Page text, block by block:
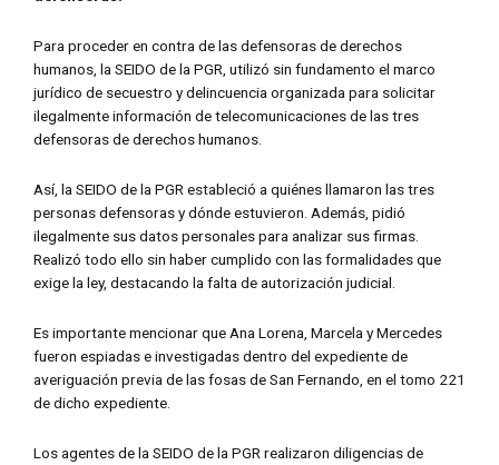
Para proceder en contra de las defensoras de derechos
humanos, la SEIDO de la PGR, utilizó sin fundamento el marco
jurídico de secuestro y delincuencia organizada para solicitar
ilegalmente información de telecomunicaciones de las tres
defensoras de derechos humanos.
Así, la SEIDO de la PGR estableció a quiénes llamaron las tres
personas defensoras y dónde estuvieron. Además, pidió
ilegalmente sus datos personales para analizar sus firmas.
Realizó todo ello sin haber cumplido con las formalidades que
exige la ley, destacando la falta de autorización judicial.
Es importante mencionar que Ana Lorena, Marcela y Mercedes
fueron espiadas e investigadas dentro del expediente de
averiguación previa de las fosas de San Fernando, en el tomo 221
de dicho expediente.
Los agentes de la SEIDO de la PGR realizaron diligencias de